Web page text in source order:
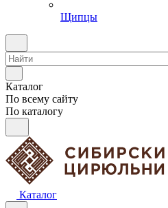
Щипцы
Каталог
По всему сайту
По каталогу
Каталог